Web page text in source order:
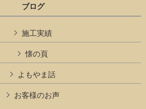
ブログ
施工実績
懐の頁
よもやま話
お客様のお声